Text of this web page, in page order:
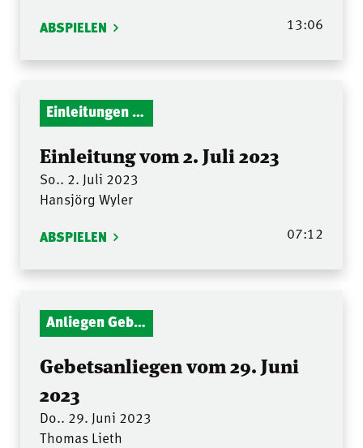
ABSPIELEN 13:06
Einleitungen Gottesdienst
Einleitung vom 2. Juli 2023
So.. 2. Juli 2023
Hansjörg Wyler
ABSPIELEN 07:12
Anliegen Gebetsstunde
Gebetsanliegen vom 29. Juni
2023
Do.. 29. Juni 2023
Thomas Lieth